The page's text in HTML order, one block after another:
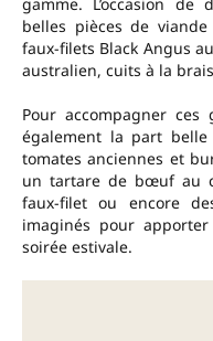
belles pièces de viande
faux-filets Black Angus
australien, cuits à la
Pour accompagner ces
également la part
tomates anciennes et
un tartare de bœuf au
faux-filet ou encore
imaginés pour
soirée estivale.